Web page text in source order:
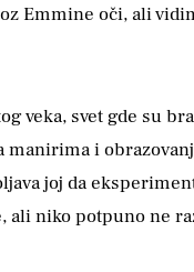
Emmine oči, ali
veka, svet gde su
i
joj da
ali niko potpuno ne